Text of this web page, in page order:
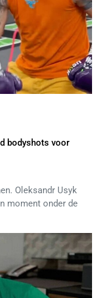
bodyshots voor
Oleksandr Usyk
moment onder de